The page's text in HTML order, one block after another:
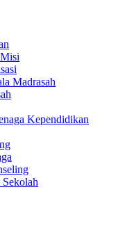
Madrasah
Kependidikan